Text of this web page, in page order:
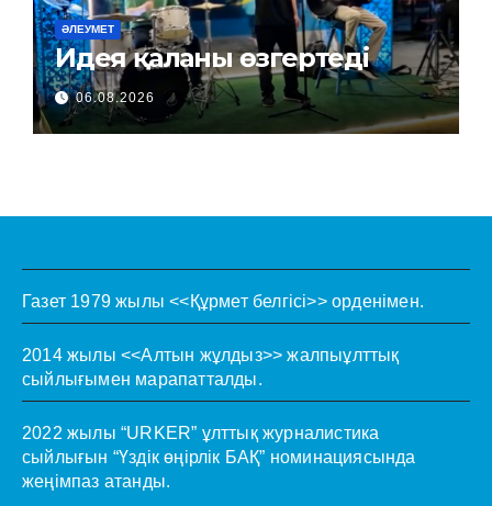
ӘЛЕУМЕТ
Идея қаланы өзгертеді
06.08.2026
Газет 1979 жылы <<Құрмет белгісі>> орденімен.
2014 жылы <<Алтын жұлдыз>> жалпыұлттық
сыйлығымен марапатталды.
2022 жылы “URKER” ұлттық журналистика
сыйлығын “Үздік өңірлік БАҚ” номинациясында
жеңімпаз атанды.